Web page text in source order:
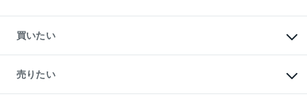
買いたい
新築・分譲マンションの購入
中古マンションの購入
一戸建ての購入
売りたい